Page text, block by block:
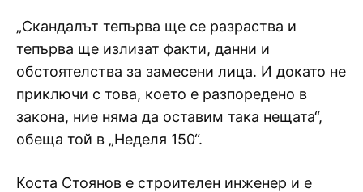
„Скандалът тепърва ще се разраства и
тепърва ще излизат факти, данни и
обстоятелства за замесени лица. И докато не
приключи с това, което е разпоредено в
закона, ние няма да оставим така нещата“,
обеща той в „Неделя 150“.
Коста Стоянов е строителен инженер и е